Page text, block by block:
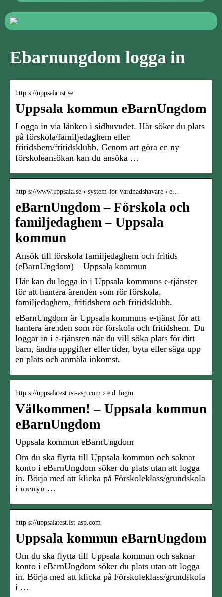
Ebarnungdom logga in
http s://uppsala.ist.se
Uppsala kommun eBarnUngdom
Logga in via länken i sidhuvudet. Här söker du plats
på förskola/familjedaghem eller
fritidshem/fritidsklubb. Genom att göra en ny
förskoleansökan kan du ansöka …
http s://www.uppsala.se › system-for-vardnadshavare › e…
eBarnUngdom – Förskola och
familjedaghem – Uppsala
kommun
Ansök till förskola familjedaghem och fritids
(eBarnUngdom) – Uppsala kommun
Här kan du logga in i Uppsala kommuns e-tjänster
för att hantera ärenden som rör förskola,
familjedaghem, fritidshem och fritidsklubb.
eBarnUngdom är Uppsala kommuns e-tjänst för att
hantera ärenden som rör förskola och fritidshem. Du
loggar in i e-tjänsten när du vill söka plats för ditt
barn, ändra uppgifter eller tider, byta eller säga upp
en plats och anmäla inkomst.
http s://uppsalatest.ist-asp.com › eid_login
Välkommen! – Uppsala kommun
eBarnUngdom
Uppsala kommun eBarnUngdom
Om du ska flytta till Uppsala kommun och saknar
konto i eBarnUngdom söker du plats utan att logga
in. Börja med att klicka på Förskoleklass/grundskola
i menyn …
http s://uppsalatest.ist-asp.com
Uppsala kommun eBarnUngdom
Om du ska flytta till Uppsala kommun och saknar
konto i eBarnUngdom söker du plats utan att logga
in. Börja med att klicka på Förskoleklass/grundskola
i …